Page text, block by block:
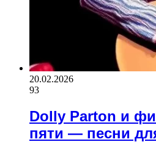
20.02.2026
93
Dolly Parton и
пяти — песни